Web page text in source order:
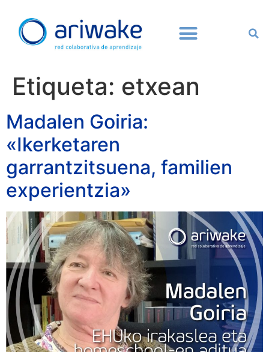
Etiqueta: etxean
Madalen Goiria:
«Ikerketaren
garrantzitsuena, familien
experientzia»